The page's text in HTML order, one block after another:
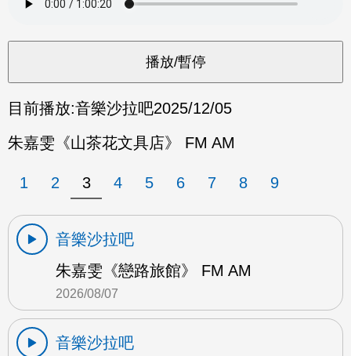
目前播放:音樂沙拉吧2025/12/05
朱嘉雯《山茶花文具店》 FM AM
1 2 3 4 5 6 7 8 9
音樂沙拉吧
朱嘉雯《戀路旅館》 FM AM
2026/08/07
音樂沙拉吧